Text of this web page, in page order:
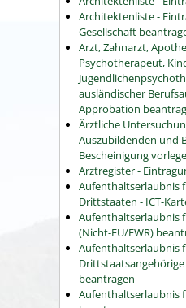
Architektenliste -
Gesellschaft
Arzt, Zahnarzt,
Psychotherapeut,
ausländischer
Approbation
Ärztliche
Auszubildenden und
Bescheinigung
Arztregister -
Aufenthaltserlaubnis
Drittstaaten - ICT-
Aufenthaltserlaubnis
(Nicht-EU/EWR)
Aufenthaltserlaubnis
beantragen
Aufenthaltserlaubnis